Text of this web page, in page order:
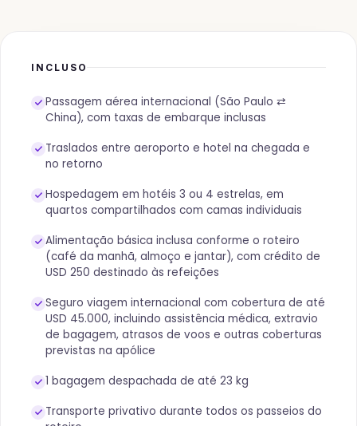
INCLUSO
Passagem aérea internacional (São Paulo ⇄
China), com taxas de embarque inclusas
Traslados entre aeroporto e hotel na chegada e
no retorno
Hospedagem em hotéis 3 ou 4 estrelas, em
quartos compartilhados com camas individuais
Alimentação básica inclusa conforme o roteiro
(café da manhã, almoço e jantar), com crédito de
USD 250 destinado às refeições
Seguro viagem internacional com cobertura de até
USD 45.000, incluindo assistência médica, extravio
de bagagem, atrasos de voos e outras coberturas
previstas na apólice
1 bagagem despachada de até 23 kg
Transporte privativo durante todos os passeios do